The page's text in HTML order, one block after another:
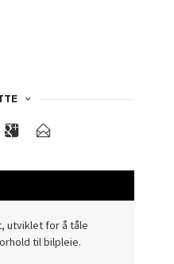
utviklet for å tåle
til bilpleie.